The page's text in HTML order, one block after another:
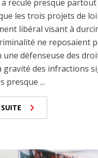
reculé presque partout
les trois projets de
libéral visant à
ne reposaient
une défenseuse des
gravité des infractions
presque ...